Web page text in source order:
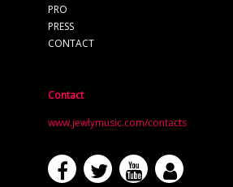
PRO
PRESS
CONTACT
Contact
www.jewlymusic.com/contacts